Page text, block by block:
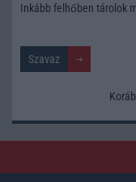
Inkább felhőben tárolok